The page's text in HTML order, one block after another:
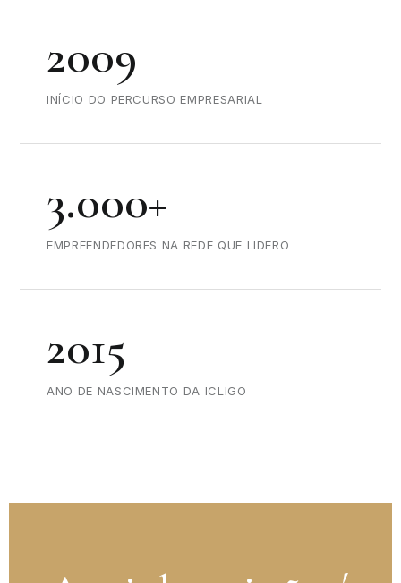
2009
INÍCIO DO PERCURSO EMPRESARIAL
3.000+
EMPREENDEDORES NA REDE QUE LIDERO
2015
ANO DE NASCIMENTO DA ICLIGO